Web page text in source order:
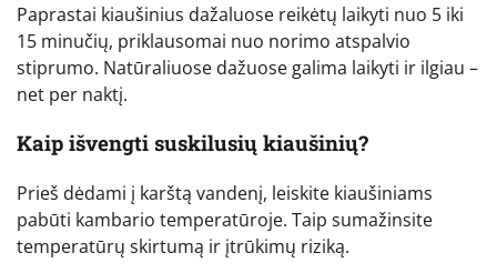
Paprastai kiaušinius dažaluose reikėtų laikyti nuo 5 iki
15 minučių, priklausomai nuo norimo atspalvio
stiprumo. Natūraliuose dažuose galima laikyti ir ilgiau –
net per naktį.
Kaip išvengti suskilusių kiaušinių?
Prieš dėdami į karštą vandenį, leiskite kiaušiniams
pabūti kambario temperatūroje. Taip sumažinsite
temperatūrų skirtumą ir įtrūkimų riziką.